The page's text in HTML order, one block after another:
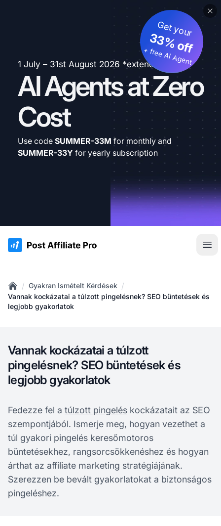
1 July – 31st August 2026 *extended
AI Agents at Zero
Cost
Get your
33% off
+ free AI Agent
Use code SUMMER-33M for monthly and
SUMMER-33Y for yearly subscription
:site.title
Home
/ Gyakran Ismételt Kérdések /
Vannak kockázatai a túlzott pingelésnek? SEO büntetések és
legjobb gyakorlatok
Vannak kockázatai a túlzott
pingelésnek? SEO büntetések és
legjobb gyakorlatok
Fedezze fel a túlzott pingelés kockázatait az SEO
szempontjából. Ismerje meg, hogyan vezethet a
túl gyakori pingelés keresőmotoros
büntetésekhez, rangsorcsökkenéshez és hogyan
árthat az affiliate marketing stratégiájának.
Szerezzen be bevált gyakorlatokat a biztonságos
pingeléshez.